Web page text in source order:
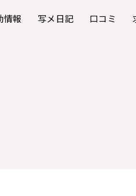
情報 写メ日記 口コミ